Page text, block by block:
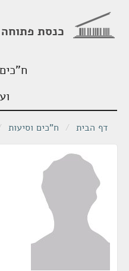
כנסת פתוחה
דף הבית / ח"כים וסיעות